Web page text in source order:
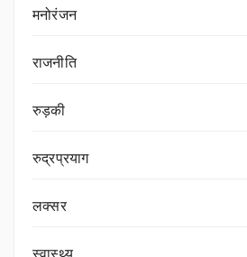
मनोरंजन
राजनीति
रुड़की
रुद्रप्रयाग
लक्सर